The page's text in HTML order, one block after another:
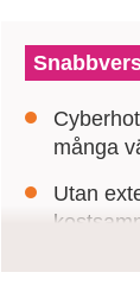
många
Utan
Genom